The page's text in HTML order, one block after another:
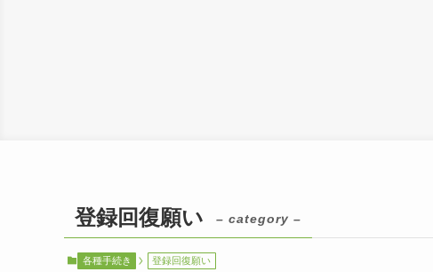
登録回復願い – category –
各種手続き 登録回復願い